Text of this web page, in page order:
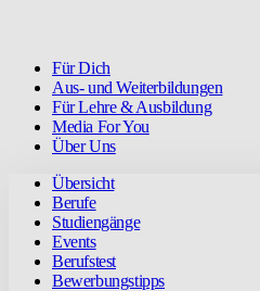
Für Dich
Aus- und Weiterbildungen
Für Lehre & Ausbildung
Media For You
Über Uns
Übersicht
Berufe
Studiengänge
Events
Berufstest
Bewerbungstipps